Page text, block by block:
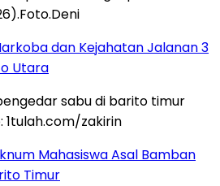
dan Kejahatan Jalanan 3
Utara
Mahasiswa Asal Bamban
Timur